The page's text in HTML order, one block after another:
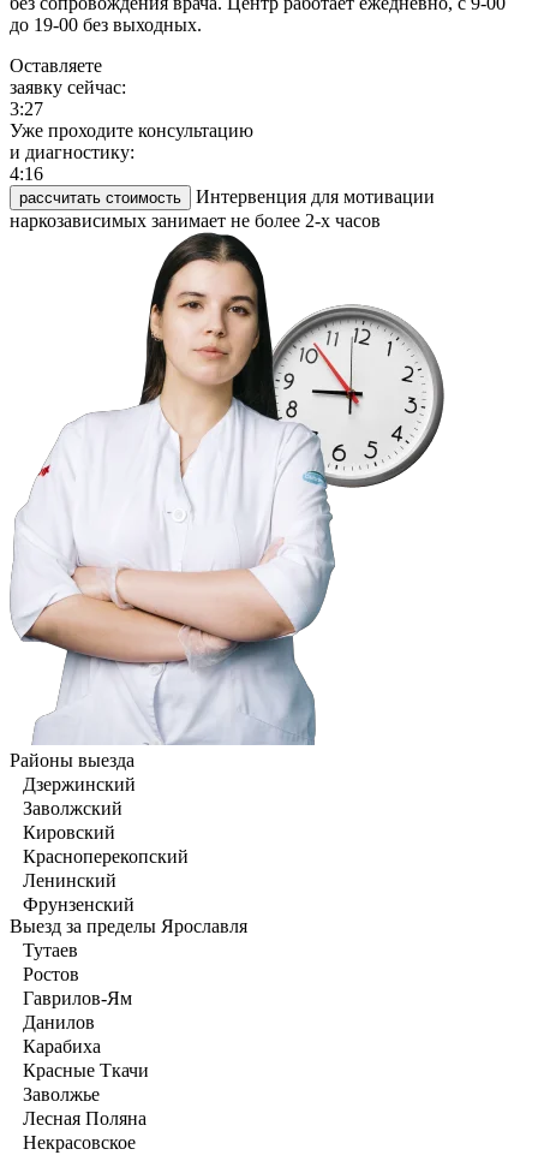
до 19-00 без выходных.
Оставляете
заявку сейчас:
3:27
Уже проходите консультацию
и диагностику:
4:16
рассчитать стоимость
Интервенция для мотивации
наркозависимых занимает не более 2-х часов
Районы выезда
Дзержинский
Заволжский
Кировский
Красноперекопский
Ленинский
Фрунзенский
Выезд за пределы Ярославля
Тутаев
Ростов
Гаврилов-Ям
Данилов
Карабиха
Красные Ткачи
Заволжье
Лесная Поляна
Некрасовское